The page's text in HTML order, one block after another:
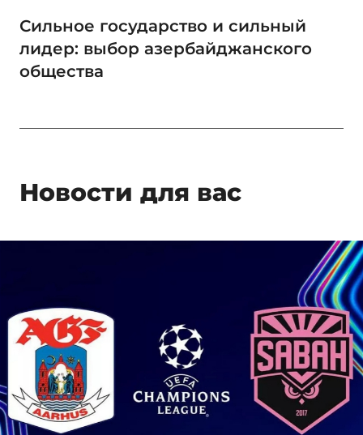
Сильное государство и сильный
лидер: выбор азербайджанского
общества
Новости для вас